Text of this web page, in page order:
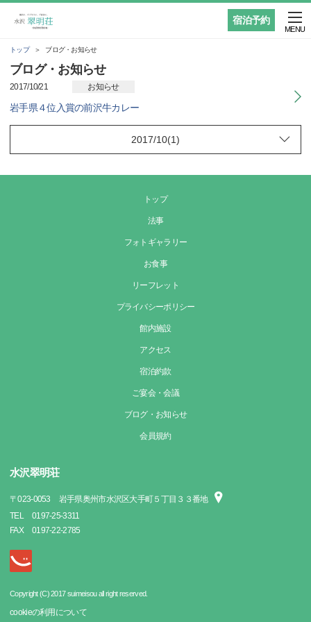
宿泊予約
MENU
トップ ブログ・お知らせ
ブログ・お知らせ
2017/10/21 お知らせ
岩手県４位入賞の前沢牛カレー
トップ
法事
フォトギャラリー
お食事
リーフレット
プライバシーポリシー
館内施設
アクセス
宿泊約款
ご宴会・会議
ブログ・お知らせ
会員規約
水沢翠明荘
〒023-0053
岩手県奥州市水沢区大手町５丁目３３番地
TEL
0197-25-3311
FAX
0197-22-2785
Copyright (C) 2017 suimeisou all right reserved.
cookieの利用について